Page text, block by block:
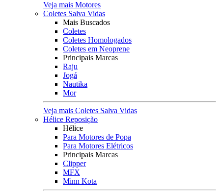
Veja mais Motores
Coletes Salva Vidas
Mais Buscados
Coletes
Coletes Homologados
Coletes em Neoprene
Principais Marcas
Raju
Jogá
Nautika
Mor
Veja mais Coletes Salva Vidas
Hélice Reposição
Hélice
Para Motores de Popa
Para Motores Elétricos
Principais Marcas
Clipper
MFX
Minn Kota